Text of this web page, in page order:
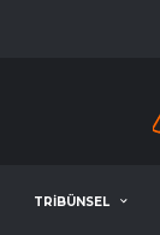
TRİBÜNSEL